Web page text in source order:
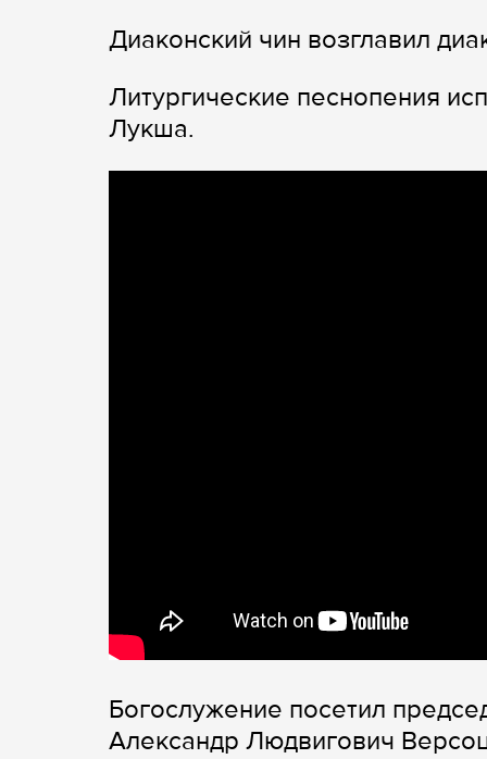
Диаконский чин возглавил
Литургические песнопения
Лукша.
Богослужение посетил
Александр Людвигович